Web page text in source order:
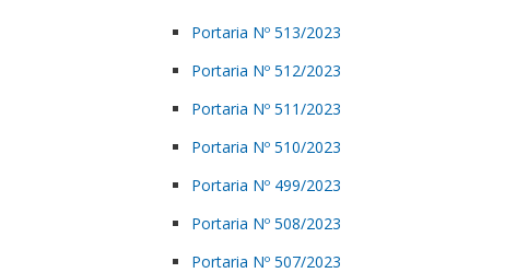
Portaria Nº 513/2023
Portaria Nº 512/2023
Portaria Nº 511/2023
Portaria Nº 510/2023
Portaria Nº 499/2023
Portaria Nº 508/2023
Portaria Nº 507/2023